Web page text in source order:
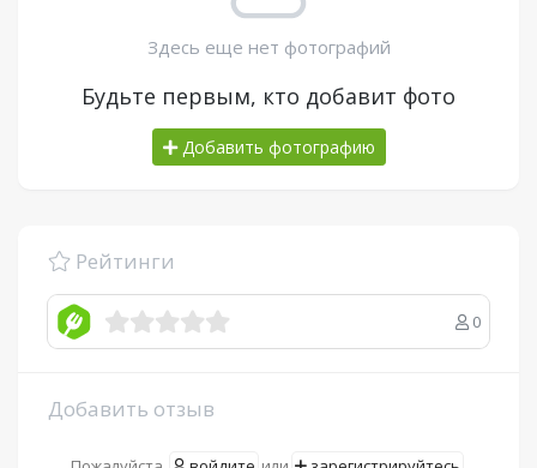
Здесь еще нет фотографий
Будьте первым, кто добавит фото
Добавить фотографию
Рейтинги
0
Добавить отзыв